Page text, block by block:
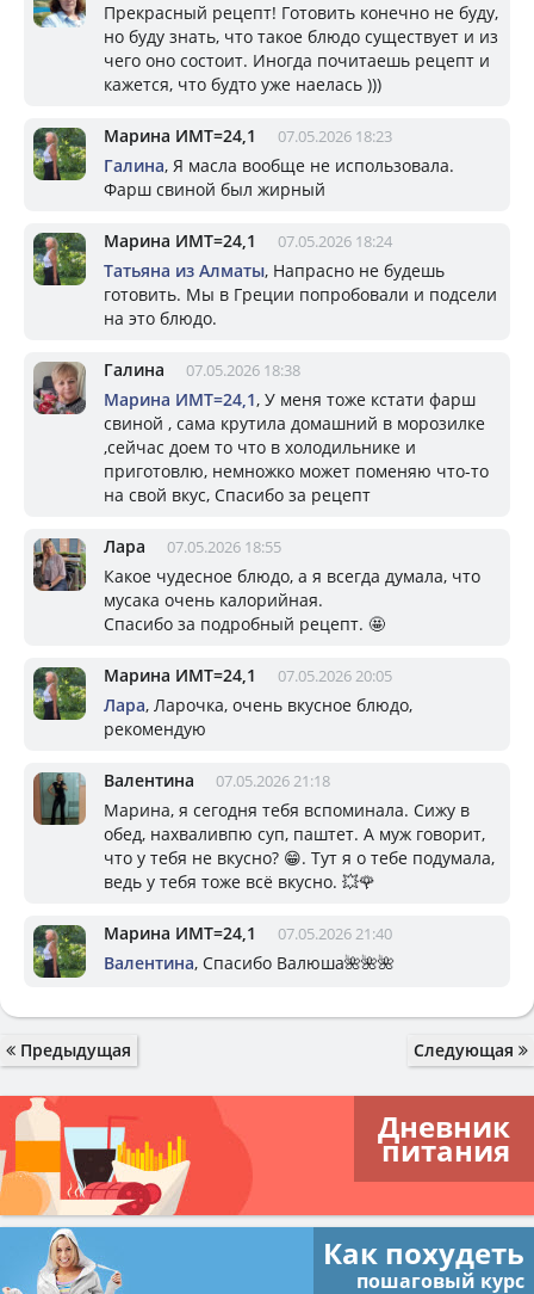
Прекрасный рецепт! Готовить конечно не буду,
но буду знать, что такое блюдо существует и из
чего оно состоит. Иногда почитаешь рецепт и
кажется, что будто уже наелась )))
Марина ИМТ=24,1 07.05.2026 18:23
Галина, Я масла вообще не использовала.
Фарш свиной был жирный
Марина ИМТ=24,1 07.05.2026 18:24
Татьяна из Алматы, Напрасно не будешь
готовить. Мы в Греции попробовали и подсели
на это блюдо.
Галина 07.05.2026 18:38
Марина ИМТ=24,1, У меня тоже кстати фарш
свиной , сама крутила домашний в морозилке
,сейчас доем то что в холодильнике и
приготовлю, немножко может поменяю что-то
на свой вкус, Спасибо за рецепт
Лара 07.05.2026 18:55
Какое чудесное блюдо, а я всегда думала, что
мусака очень калорийная.
Спасибо за подробный рецепт. 🤩
Марина ИМТ=24,1 07.05.2026 20:05
Лара, Ларочка, очень вкусное блюдо,
рекомендую
Валентина 07.05.2026 21:18
Марина, я сегодня тебя вспоминала. Сижу в
обед, нахваливпю суп, паштет. А муж говорит,
что у тебя не вкусно? 😁. Тут я о тебе подумала,
ведь у тебя тоже всё вкусно. 💥🌹
Марина ИМТ=24,1 07.05.2026 21:40
Валентина, Спасибо Валюша🌺🌺🌺
Предыдущая Следующая
Дневник
питания
Как похудеть
пошаговый курс